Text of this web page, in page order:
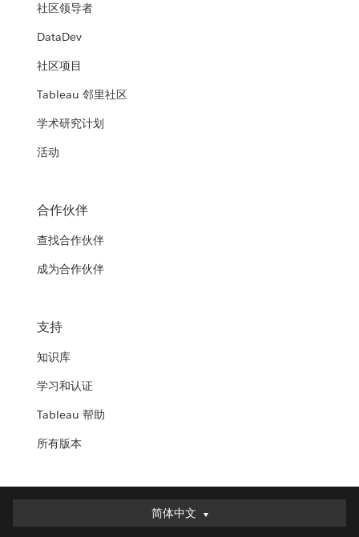
社区领导者
DataDev
社区项目
Tableau 邻里社区
学术研究计划
活动
合作伙伴
查找合作伙伴
成为合作伙伴
支持
知识库
学习和认证
Tableau 帮助
所有版本
简体中文
简体中文